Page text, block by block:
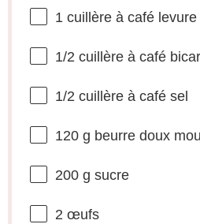
1cuillère à café levure
1/2 cuillère à café
1/2 cuillère à café sel
120 g beurre doux mou
200 g sucre
2 œufs